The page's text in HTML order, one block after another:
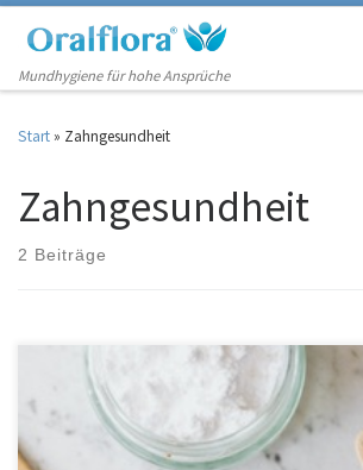
Zum Inhalt springen
Mundhygiene für hohe Ansprüche
Start » Zahngesundheit
Zahngesundheit
2 Beiträge
Alles, was Sie tun müssen, ist es Ihre Zähne